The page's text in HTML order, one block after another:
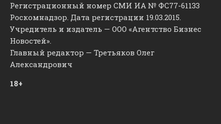
Регистрационный номер СМИ ИА № ФС77-61133
Роскомнадзор. Дата регистрации 19.03.2015.
Учредитель и издатель — ООО «Агентство Бизнес
Новостей».
Главный редактор — Третьяков Олег
Александрович
18+